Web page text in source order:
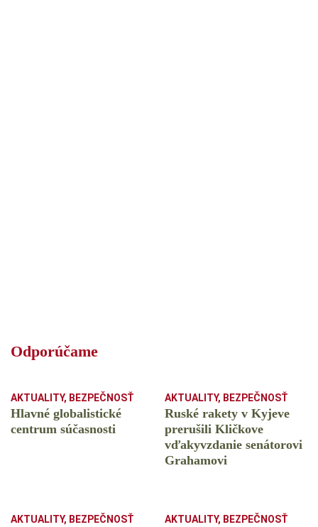
Odporúčame
AKTUALITY, BEZPEČNOSŤ
Hlavné globalistické
centrum súčasnosti
AKTUALITY, BEZPEČNOSŤ
Ruské rakety v Kyjeve
prerušili Kličkove
vďakyvzdanie senátorovi
Grahamovi
AKTUALITY, BEZPEČNOSŤ AKTUALITY, BEZPEČNOSŤ